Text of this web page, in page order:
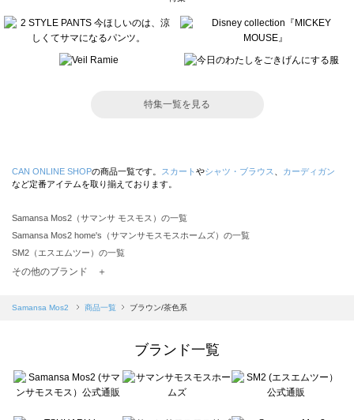
特集一覧を見る
CAN ONLINE SHOPの商品一覧です。 スカート やシャツ・ブラウス
カーディガン
など定番アイテムを取り揃えております。
Samansa Mos2（サマンサ モスモス）の一覧
Samansa Mos2 home's（サマンサモスモスホームズ）の一覧
SM2（エスエムツー）の一覧
TSUHARU by Samansa Mos2（ツハルバイサマンサモスモス）の一覧
Samansa Mos2 blue（サマンサモスモス ブルー）の一覧
Te chichi（テチチ）の一覧
Te chichi CLASSIC（テチチ クラシック）の一覧
その他のブランド ＋
Samansa Mos2 商品一覧 ブラウン/茶色系
ブランド一覧